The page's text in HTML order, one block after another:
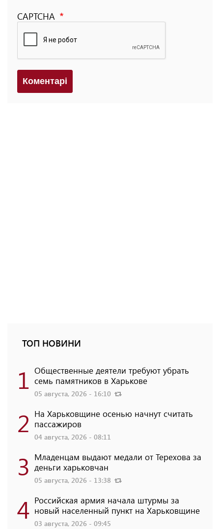
CAPTCHA
Коментарi
ТОП НОВИНИ
1 Общественные деятели требуют убрать
семь памятников в Харькове
05 августа, 2026 - 16:10
2 На Харьковщине осенью начнут считать
пассажиров
04 августа, 2026 - 08:11
3 Младенцам выдают медали от Терехова за
деньги харьковчан
05 августа, 2026 - 13:38
4 Российская армия начала штурмы за
новый населенный пункт на Харьковщине
03 августа, 2026 - 09:45